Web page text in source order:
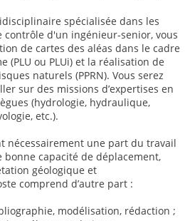
spécialisée dans les
contrôle d'un ingénieur-senior, vous
de cartes des aléas dans le cadre
(PLU ou PLUi) et la réalisation de
naturels (PPRN). Vous serez
sur des missions d’expertises en
(hydrologie, hydraulique,
etc.).
nécessairement une part du travail
capacité de déplacement,
géologique et
comprend d’autre part :
modélisation, rédaction ;